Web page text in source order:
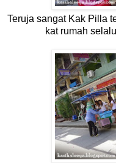
Teruja sangat Kak Pilla
kat rumah